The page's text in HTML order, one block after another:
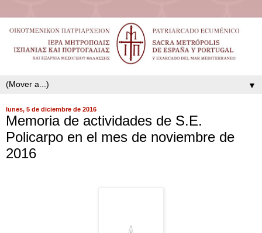
▼
lunes, 5 de diciembre de 2016
Memoria de actividades de S.E.
Policarpo en el mes de noviembre de
2016